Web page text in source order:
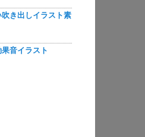
き出しイラスト素
音イラスト